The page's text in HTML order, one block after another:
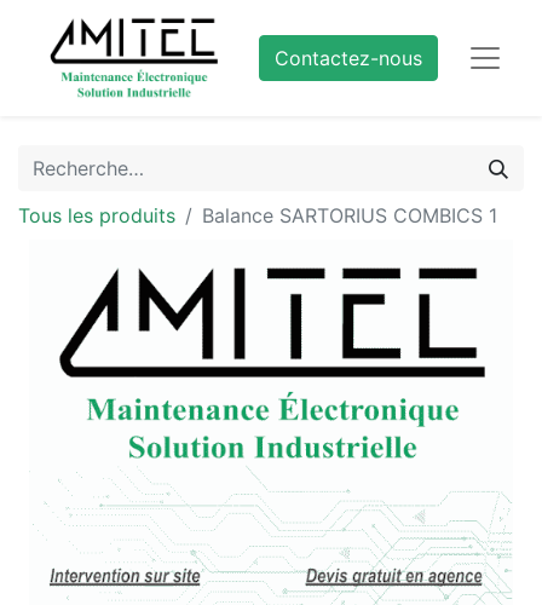
Contactez-nous
Tous les produits Balance SARTORIUS COMBICS 1